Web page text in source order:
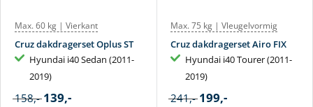
Max. 60 kg | Vierkant
Cruz dakdragerset Oplus ST
Hyundai i40 Sedan (2011-
2019)
158,- 139,-
Max. 75 kg | Vleugelvormig
Cruz dakdragerset Airo FIX
Hyundai i40 Tourer (2011-
2019)
241,- 199,-